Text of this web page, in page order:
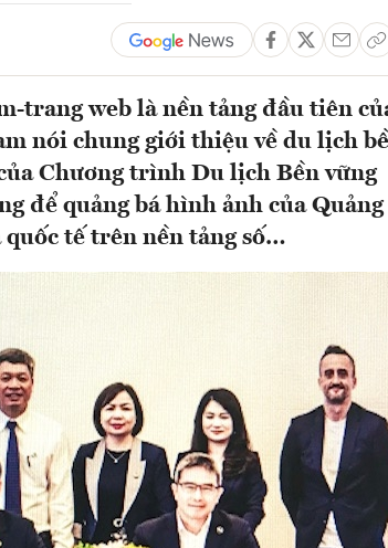
trang web là nền tảng đầu tiên
nói chung giới thiệu về du lịch
Chương trình Du lịch Bền vững
để quảng bá hình ảnh của Quảng
tế trên nền tảng số…